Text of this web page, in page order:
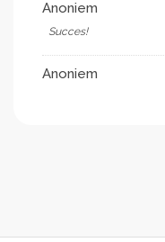
Anoniem
Succes!
Anoniem